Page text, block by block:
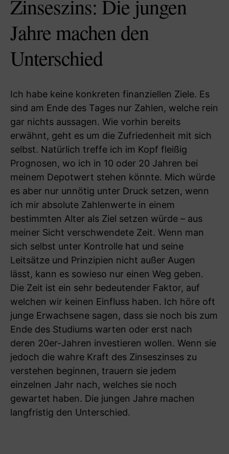
Zinseszins: Die jungen
Jahre machen den
Unterschied
Ich habe keine konkreten finanziellen Ziele. Es
sind am Ende des Tages nur Zahlen, welche rein
gar nichts aussagen. Wie vorhin bereits
erwähnt, geht es um die Zufriedenheit mit sich
selbst. Natürlich treffe ich im Kopf fleißig
Prognosen, wo ich in 10 oder 20 Jahren bei
meinem Depotwert stehen könnte. Mich würde
es aber nur unnötig unter Druck setzen, wenn
ich mir absolute Zahlenwerte in einem
bestimmten Alter als Ziel setzen würde – aus
meiner Sicht verschwendete Zeit. Wenn man
sich selbst unter Kontrolle hat und seine
Leitsätze und Prinzipien nicht außer Augen
lässt, kann es sowieso nur einen Weg geben.
Die Zeit ist ein sehr bedeutender Faktor, auf
welchen wir keinen Einfluss haben. Ich höre oft
junge Erwachsene sagen, dass sie noch bis zum
Ende des Studiums warten oder erst nach
deren 20er-Jahren investieren wollen. Wenn sie
jedoch die wahre Kraft des Zinseszinses zu
verstehen beginnen, trauern sie jedem
einzelnen Jahr nach, welches sie noch
gewartet haben. Die jungen Jahre machen
langfristig den Unterschied.